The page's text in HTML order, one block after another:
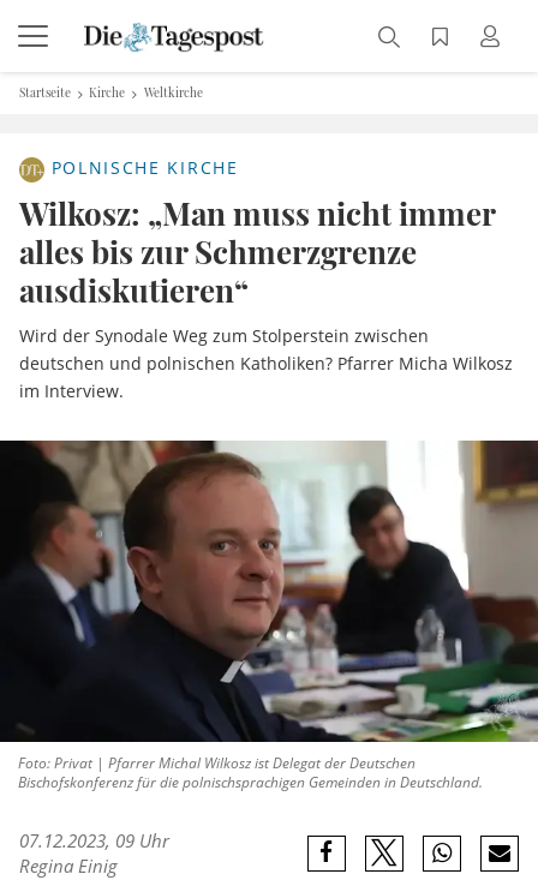
Startseite Kirche Weltkirche
POLNISCHE KIRCHE
Wilkosz: „Man muss nicht immer
alles bis zur Schmerzgrenze
ausdiskutieren“
Wird der Synodale Weg zum Stolperstein zwischen
deutschen und polnischen Katholiken? Pfarrer Micha Wilkosz
im Interview.
Foto: Privat | Pfarrer Michal Wilkosz ist Delegat der Deutschen
Bischofskonferenz für die polnischsprachigen Gemeinden in Deutschland.
07.12.2023, 09 Uhr
Regina Einig